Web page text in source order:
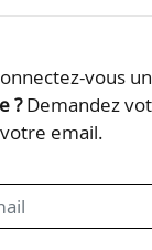
et accords
vous
?Demandez
email.